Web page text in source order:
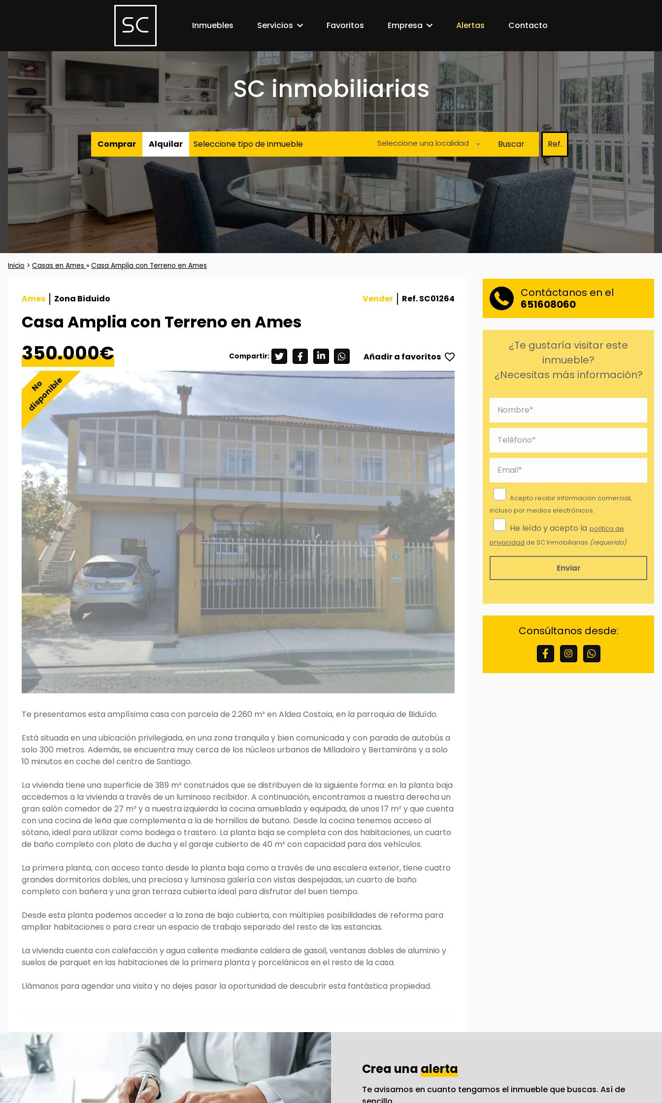
Inmuebles Servicios Favoritos Empresa Alertas Contacto
SC inmobiliarias
Comprar Alquilar Seleccione tipo de inmueble Seleccione una localidad Buscar Ref.
Inicio > Casas en Ames » Casa Amplia con Terreno en Ames
Ames Zona Biduido Vender Ref. SC01264
Casa Amplia con Terreno en Ames
350.000€ Añadir a favoritos
Te presentamos esta amplísima casa con parcela de 2.260 m² en Aldea Costoia, en la parroquia de Biduído.
Está situada en una ubicación privilegiada, en una zona tranquila y bien comunicada y con parada de autobús a
solo 300 metros. Además, se encuentra muy cerca de los núcleos urbanos de Milladoiro y Bertamiráns y a solo
10 minutos en coche del centro de Santiago.
La vivienda tiene una superficie de 389 m² construidos que se distribuyen de la siguiente forma: en la planta baja
accedemos a la vivienda a través de un luminoso recibidor. A continuación, encontramos a nuestra derecha un
gran salón comedor de 27 m² y a nuestra izquierda la cocina amueblada y equipada, de unos 17 m² y que cuenta
con una cocina de leña que complementa a la de hornillos de butano. Desde la cocina tenemos acceso al
sótano, ideal para utilizar como bodega o trastero. La planta baja se completa con dos habitaciones, un cuarto
de baño completo con plato de ducha y el garaje cubierto de 40 m² con capacidad para dos vehículos.
La primera planta, con acceso tanto desde la planta baja como a través de una escalera exterior, tiene cuatro
grandes dormitorios dobles, una preciosa y luminosa galería con vistas despejadas, un cuarto de baño
completo con bañera y una gran terraza cubierta ideal para disfrutar del buen tiempo.
Desde esta planta podemos acceder a la zona de bajo cubierta, con múltiples posibilidades de reforma para
ampliar habitaciones o para crear un espacio de trabajo separado del resto de las estancias.
La vivienda cuenta con calefacción y agua caliente mediante caldera de gasoil, ventanas dobles de aluminio y
suelos de parquet en las habitaciones de la primera planta y porcelánicos en el resto de la casa.
Llámanos para agendar una visita y no dejes pasar la oportunidad de descubrir esta fantástica propiedad.
Contáctanos en el
651608060
¿Te gustaría visitar este
inmueble?
¿Necesitas más información?
Acepto recibir información comercial,
incluso por medios electrónicos.
He leído y acepto la política de
privacidad de SC Inmobiliarias (requerido)
Finalidades:Responder a sus
solicitudes y remitirle información
comercial de nuestros productos y
servicios, incluso por medios
electrónicos.
Consúltanos desde:
Crea unaalerta
Te avisamos en cuanto tengamos el inmueble que buscas. Así de